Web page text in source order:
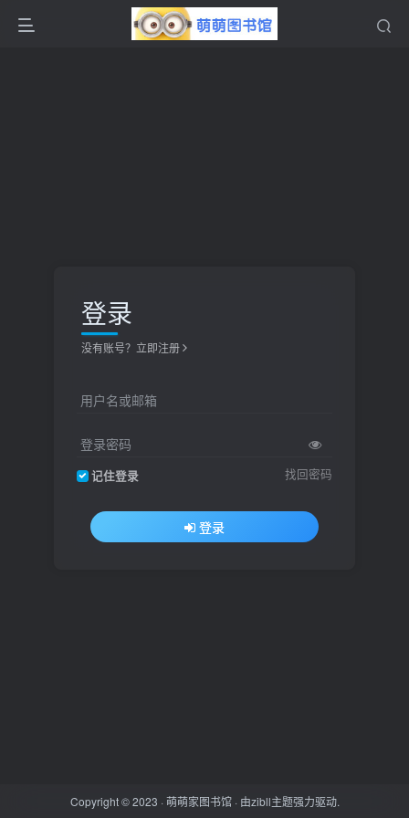
登录
没有账号？立即注册
用户名或邮箱
登录密码
记住登录 找回密码
登录
Copyright © 2023 ·萌萌家图书馆· 由zibll主题强力驱动.